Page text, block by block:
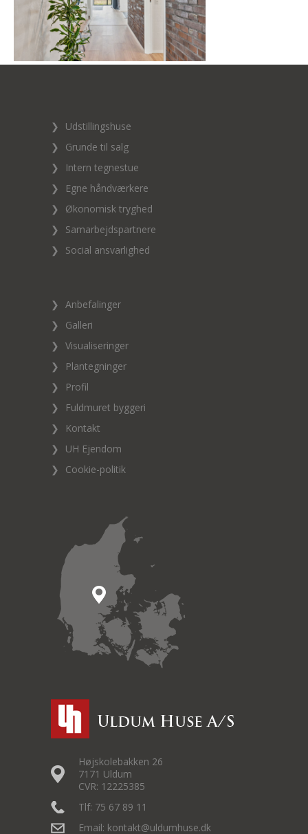
❯
Udstillingshuse
❯
Grunde til salg
❯
Intern tegnestue
❯
Egne håndværkere
❯
Økonomisk tryghed
❯
Samarbejdspartnere
❯
Social ansvarlighed
❯ Anbefalinger
❯
Galleri
❯ Visualiseringer
❯
Plantegninger
❯
Profil
❯
Fuldmuret byggeri
❯
Kontakt
❯
UH Ejendom
❯
Cookie-politik
Højskolebakken 26
7171 Uldum
CVR: 12225385
Tlf: 75 67 89 11
Email: kontakt@uldumhuse.dk